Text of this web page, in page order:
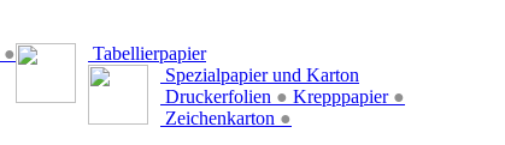
●
Tabellierpapier
Spezialpapier und Karton
Druckerfolien ● Krepppapier ●
Zeichenkarton ●